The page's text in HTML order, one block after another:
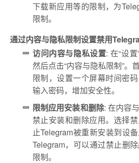
下载新应用等的限制，为
限制。
通过内容与隐私限制设置禁用
访问内容与隐私设置: 在“设置
然后点击“内容与隐私限制”。
限制，设置一个屏幕时间密
输入密码，增加安全性。
限制应用安装和删除: 在内容
禁止安装和删除应用。选择
止Telegram被重新安装到设
Telegram，可以通过禁止删
限制。